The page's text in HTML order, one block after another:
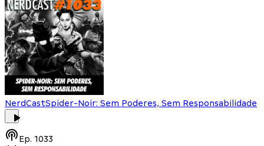
NerdCastSpider-Noir: Sem Poderes, Sem Responsabilidade
Ep. 1033